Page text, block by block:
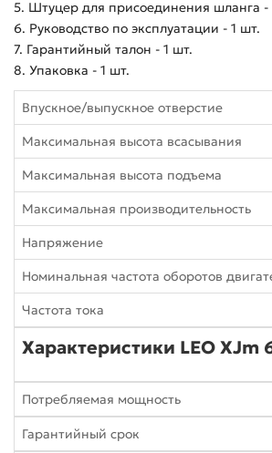
5. Штуцер для присоединения шланга -
6. Руководство по эксплуатации - 1 шт.
7. Гарантийный талон - 1 шт.
8. Упаковка - 1 шт.
Впускное/выпускное отверстие
Максимальная высота всасывания
Максимальная высота подъема
Максимальная производительность
Напряжение
Номинальная частота оборотов
Частота тока
Характеристики LEO XJm
Потребляемая мощность
Гарантийный срок